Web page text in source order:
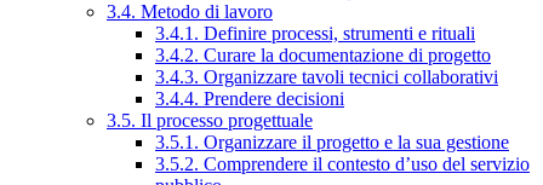
3.4. Metodo di lavoro
3.4.1. Definire processi, strumenti e rituali
3.4.2. Curare la documentazione di progetto
3.4.3. Organizzare tavoli tecnici collaborativi
3.4.4. Prendere decisioni
3.5. Il processo progettuale
3.5.1. Organizzare il progetto e la sua gestione
3.5.2. Comprendere il contesto d’uso del servizio